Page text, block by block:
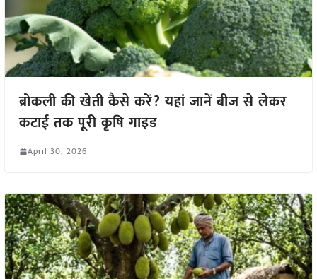
ब्रोकली की खेती कैसे करें? यहां जानें बीज से लेकर
कटाई तक पूरी कृषि गाइड
April 30, 2026